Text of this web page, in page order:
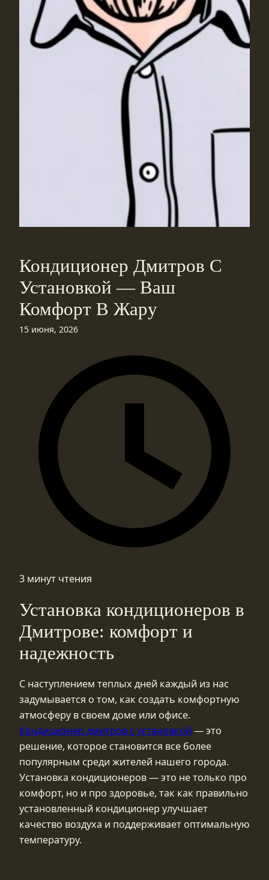
Кондиционер Дмитров С
Установкой — Ваш
Комфорт В Жару
15 июня, 2026
3 минут чтения
Установка кондиционеров в
Дмитрове: комфорт и
надежность
С наступлением теплых дней каждый из нас
задумывается о том, как создать комфортную
атмосферу в своем доме или офисе.
Кондиционер дмитров с установкой — это
решение, которое становится все более
популярным среди жителей нашего города.
Установка кондиционеров — это не только про
комфорт, но и про здоровье, так как правильно
установленный кондиционер улучшает
качество воздуха и поддерживает оптимальную
температуру.